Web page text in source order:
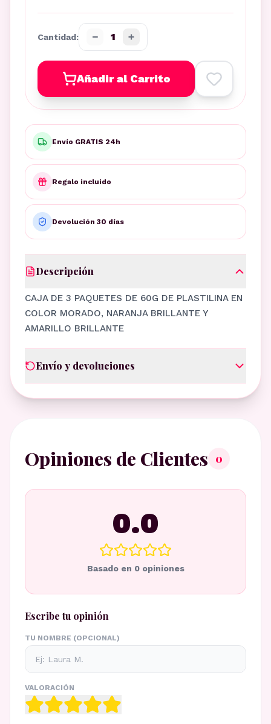
Cantidad: − 1 +
Añadir al Carrito
Envío GRATIS 24h
Regalo incluido
Devolución 30 días
Descripción
CAJA DE 3 PAQUETES DE 60G DE PLASTILINA EN
COLOR MORADO, NARANJA BRILLANTE Y
AMARILLO BRILLANTE
Envío y devoluciones
Opiniones de Clientes 0
0.0
Basado en 0opiniones
Escribe tu opinión
TU NOMBRE (OPCIONAL)
VALORACIÓN